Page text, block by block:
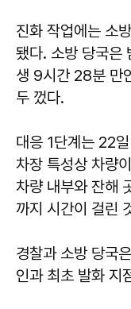
진화 작업에는 소
됐다. 소방 당국은
생 9시간 28분 만
두 껐다.
대응 1단계는 22
차장 특성상 차량
차량 내부와 잔해
까지 시간이 걸린
경찰과 소방 당국
인과 최초 발화 지